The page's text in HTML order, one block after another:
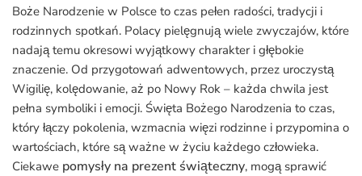
Boże Narodzenie w Polsce to czas pełen radości, tradycji i
rodzinnych spotkań. Polacy pielęgnują wiele zwyczajów, które
nadają temu okresowi wyjątkowy charakter i głębokie
znaczenie. Od przygotowań adwentowych, przez uroczystą
Wigilię, kolędowanie, aż po Nowy Rok – każda chwila jest
pełna symboliki i emocji. Święta Bożego Narodzenia to czas,
który łączy pokolenia, wzmacnia więzi rodzinne i przypomina o
wartościach, które są ważne w życiu każdego człowieka.
Ciekawe pomysły na prezent świąteczny, mogą sprawić